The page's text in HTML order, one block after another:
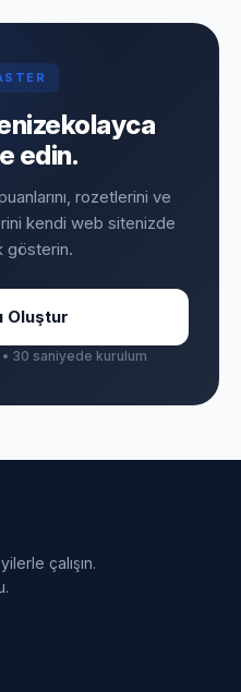
kolayca
edin.
rozetlerini ve
kendi web sitenizde
gösterin.
Oluştur
30 saniyede kurulum
çalışın.